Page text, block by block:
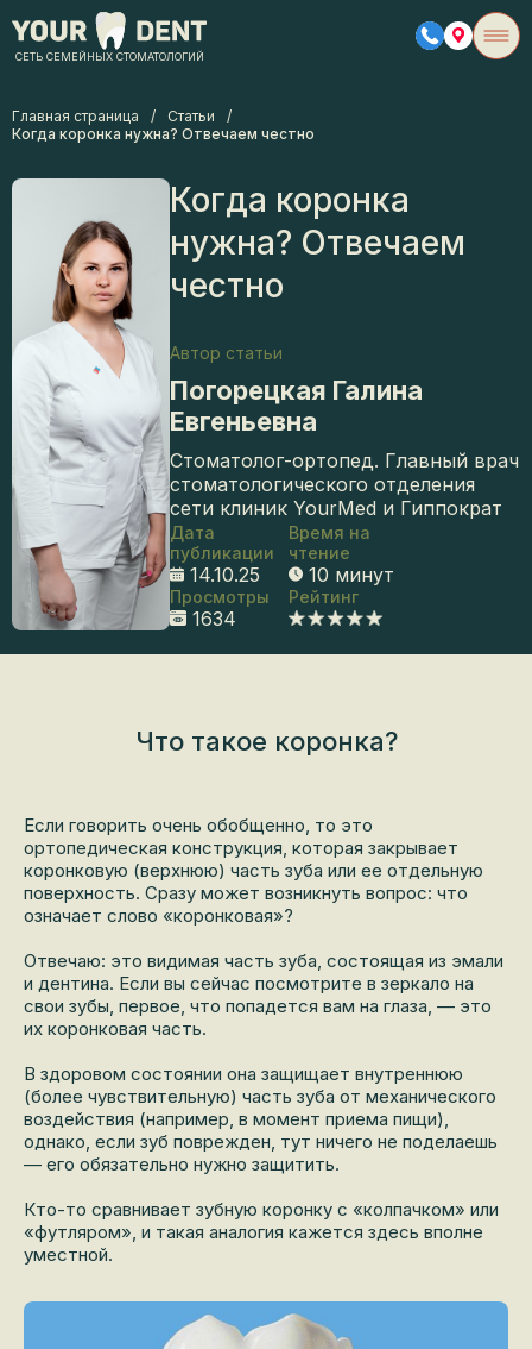
СЕТЬ СЕМЕЙНЫХ СТОМАТОЛОГИЙ
Главная страница / Статьи
/
Когда коронка нужна? Отвечаем честно
Когда коронка
нужна? Отвечаем
честно
Автор статьи
Погорецкая Галина
Евгеньевна
Стоматолог-ортопед. Главный врач
стоматологического отделения
сети клиник YourМed и Гиппократ
Дата
публикации
14.10.25
Время на
чтение
10 минут
Просмотры
1634
Рейтинг
Что такое коронка?
Если говорить очень обобщенно, то это
ортопедическая конструкция, которая закрывает
коронковую (верхнюю) часть зуба или ее отдельную
поверхность. Сразу может возникнуть вопрос: что
означает слово «коронковая»?
Отвечаю: это видимая часть зуба, состоящая из эмали
и дентина. Если вы сейчас посмотрите в зеркало на
свои зубы, первое, что попадется вам на глаза, — это
их коронковая часть.
В здоровом состоянии она защищает внутреннюю
(более чувствительную) часть зуба от механического
воздействия (например, в момент приема пищи),
однако, если зуб поврежден, тут ничего не поделаешь
— его обязательно нужно защитить.
Кто-то сравнивает зубную коронку с «колпачком» или
«футляром», и такая аналогия кажется здесь вполне
уместной.